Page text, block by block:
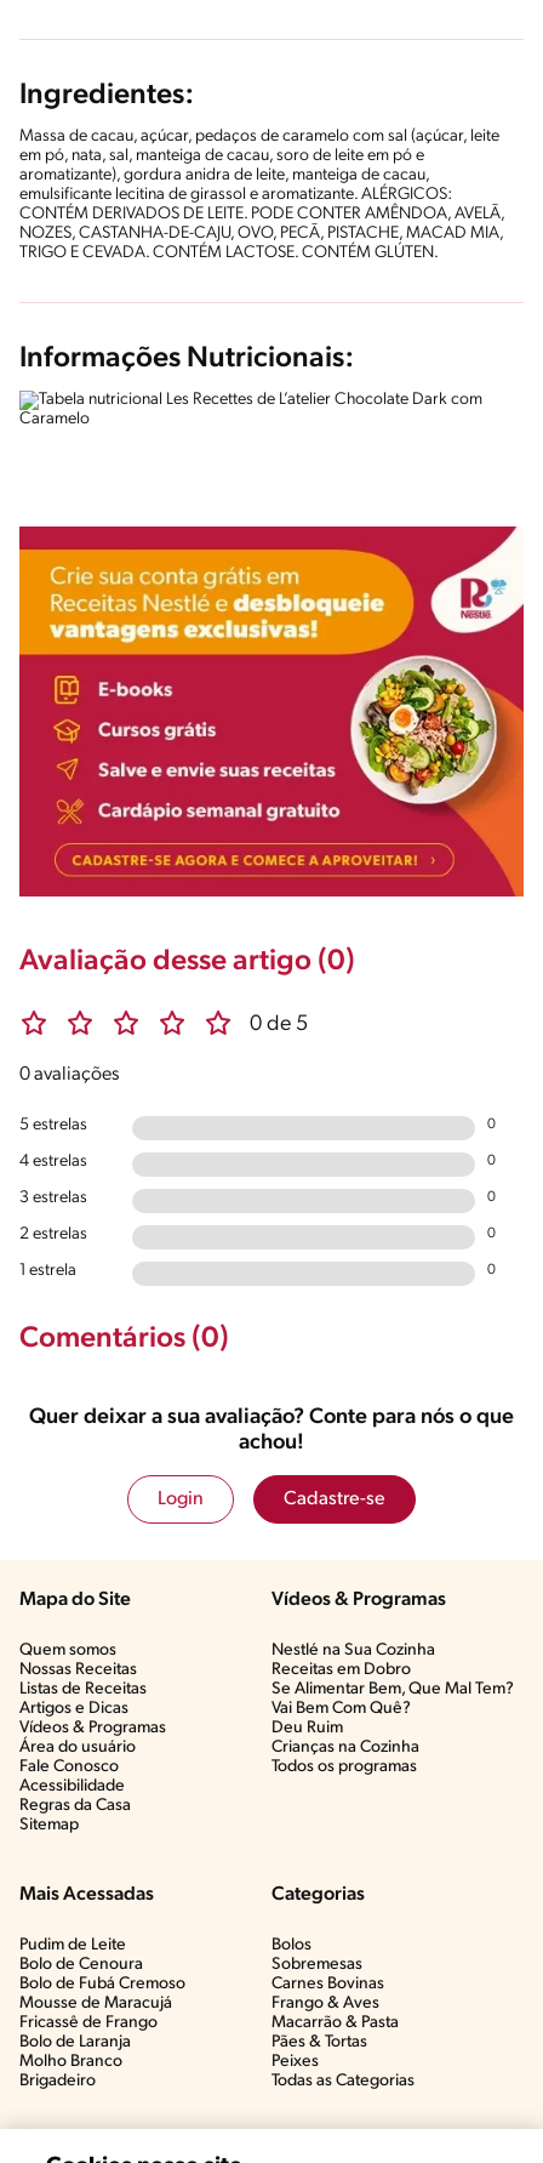
Ingredientes:
Massa de cacau, açúcar, pedaços de caramelo com sal (açúcar, leite
em pó, nata, sal, manteiga de cacau, soro de leite em pó e
aromatizante), gordura anidra de leite, manteiga de cacau,
emulsificante lecitina de girassol e aromatizante. ALÉRGICOS:
CONTÉM DERIVADOS DE LEITE. PODE CONTER AMÊNDOA, AVELÃ,
NOZES, CASTANHA-DE-CAJU, OVO, PECÃ, PISTACHE, MACAD MIA,
TRIGO E CEVADA. CONTÉM LACTOSE. CONTÉM GLÚTEN.
Informações Nutricionais:
Avaliação desse artigo (0)
0 de 5
0 avaliações
5 estrelas 0
4 estrelas 0
3 estrelas 0
2 estrelas 0
1 estrela 0
Comentários (0)
Quer deixar a sua avaliação? Conte para nós o que
achou!
Login Cadastre-se
Mapa do Site
Quem somos
Nossas Receitas
Listas de Receitas​
Artigos e Dicas​
Vídeos & Programas​
Área do usuário
Fale Conosco
Acessibilidade
Regras da Casa
Sitemap
Vídeos & Programas​
Nestlé na Sua Cozinha
Receitas em Dobro
Se Alimentar Bem, Que Mal Tem?​
Vai Bem Com Quê?​
Deu Ruim​
Crianças na Cozinha​
Todos os programas
Mais Acessadas
Pudim de Leite
Bolo de Cenoura
Bolo de Fubá Cremoso
Mousse de Maracujá
Fricassê de Frango
Bolo de Laranja
Molho Branco
Brigadeiro
Categorias
Bolos
Sobremesas
Carnes Bovinas​
Frango & Aves​
Macarrão & Pasta​
Pães & Tortas​
Peixes
Todas as Categorias